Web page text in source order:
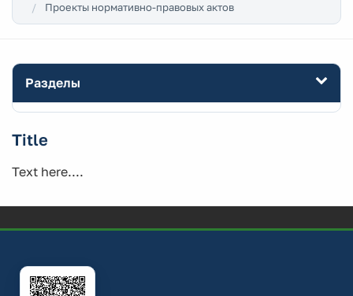
Проекты нормативно-правовых актов
Разделы
Title
Text here....